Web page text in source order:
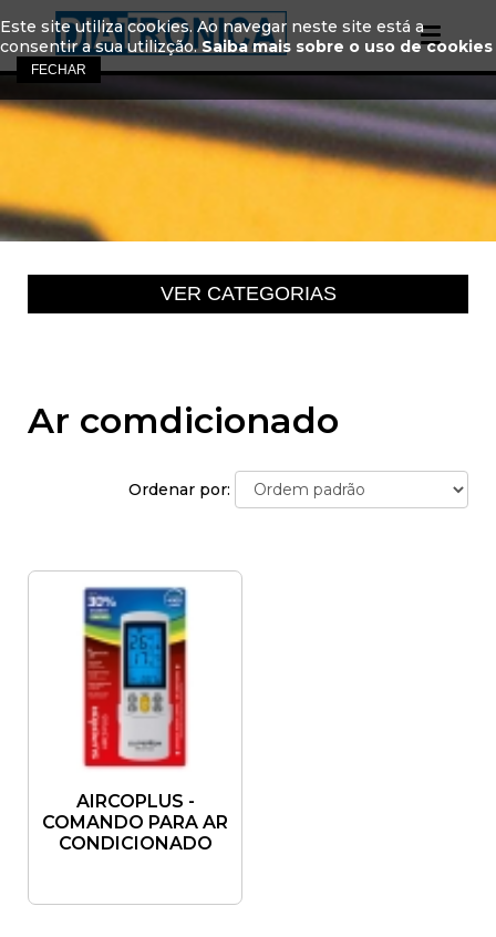
Ar comdicionado
Ordenar por:
AIRCOPLUS -
COMANDO PARA AR
CONDICIONADO
Este site utiliza cookies. Ao navegar neste site está a
consentir a sua utilizção. Saiba mais sobre o uso de cookies